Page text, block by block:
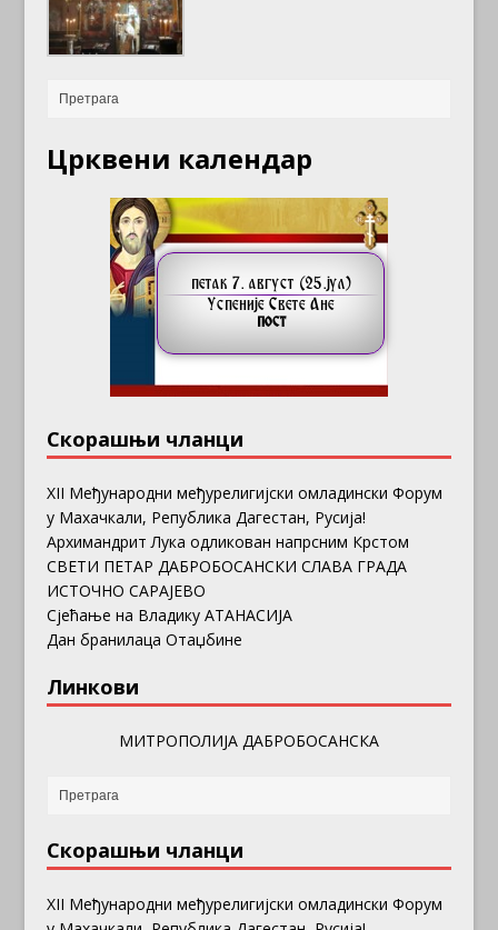
Црквени календар
Скорашњи чланци
ХII Међународни међурелигијски омладински Форум
у Махачкали, Република Дагестан, Русија!
Архимандрит Лука одликован напрсним Крстом
СВЕТИ ПЕТАР ДАБРОБОСАНСКИ СЛАВА ГРАДА
ИСТОЧНО САРАЈЕВО
Сјећање на Владику АТАНАСИЈА
Дан бранилаца Отаџбине
Линкови
МИТРОПОЛИЈА ДАБРОБОСАНСКА
Скорашњи чланци
ХII Међународни међурелигијски омладински Форум